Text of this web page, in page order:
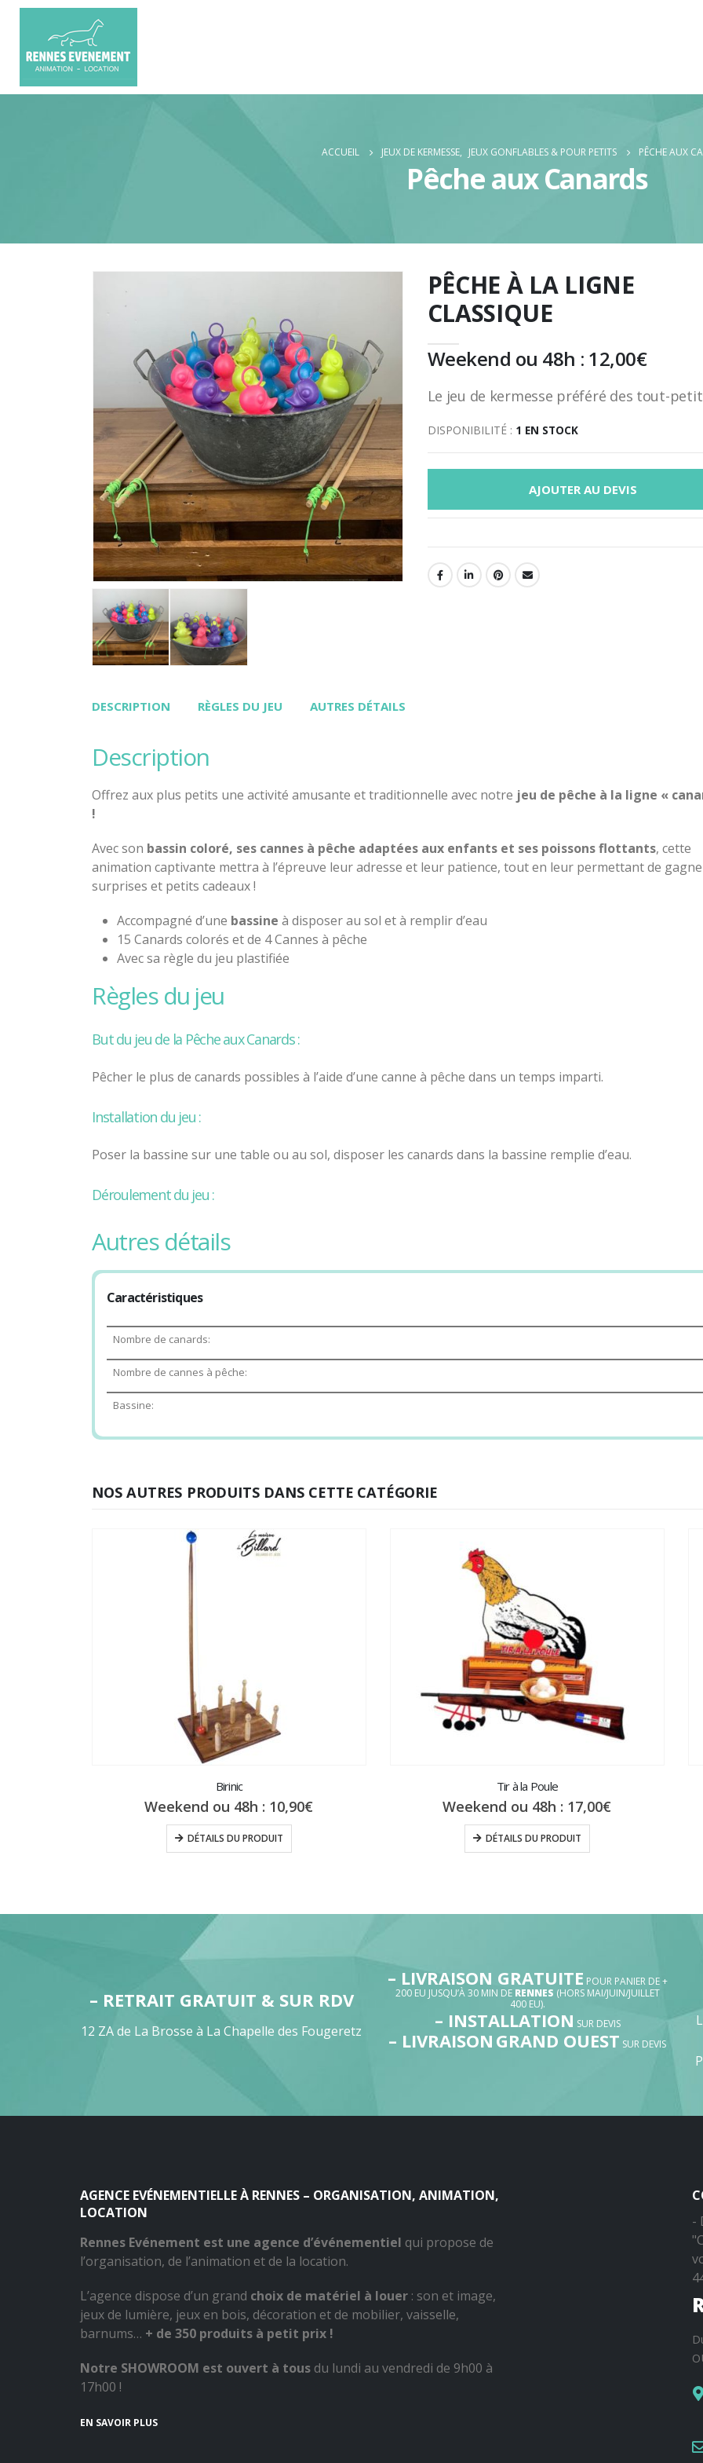
ACCUEIL JEUX DE KERMESSE, JEUX GONFLABLES & POUR PETITS PÊCHE AUX
Pêche aux Canards
PÊCHE À LA LIGNE
CLASSIQUE
Weekend ou 48h : 12,00€
Le jeu de kermesse préféré des tout-
DISPONIBILITÉ : 1 EN STOCK
AJOUTER AU DEVIS
DESCRIPTION RÈGLES DU JEU AUTRES DÉTAILS
description
Offrez aux plus petits une activité amusante et traditionnelle avec notre jeu de pêche à la ligne «
!
Avec son bassin coloré, ses cannes à pêche adaptées aux enfants et ses poissons flottants, cette
animation captivante mettra à l’épreuve leur adresse et leur patience, tout en leur permettant de
surprises et petits cadeaux !
Accompagné d’une bassine à disposer au sol et à remplir d’eau
15 Canards colorés et de 4 Cannes à pêche
Avec sa règle du jeu plastifiée
règles du jeu
But du jeu de la Pêche aux Canards :
Pêcher le plus de canards possibles à l’aide d’une canne à pêche dans un temps imparti.
Installation du jeu :
Poser la bassine sur une table ou au sol, disposer les canards dans la bassine remplie d’eau.
Déroulement du jeu :
Définir un temps de jeu. Au signal, les joueurs pêchent les canards, chaque canard vaut un certain
points que vous aurez défini. Le joueur avec le plus de canards ou de points remporte la partie.
Age minimum conseillé pour jouer à la Pêche aux Canards :
3 ans
Voici le PDF imprimable des règles du jeu :Règles de la Pêche aux Canards
autres détails
Caractéristiques
Nombre de canards:
Nombre de cannes à pêche:
Bassine:
NOS AUTRES PRODUITS DANS CETTE CATÉGORIE
Birinic
Weekend ou 48h : 10,90€
DÉTAILS DU PRODUIT
Tir à la Poule
Weekend ou 48h : 17,00€
DÉTAILS DU PRODUIT
– RETRAIT GRATUIT & SUR RDV
12 ZA de La Brosse à La Chapelle des Fougeretz
– LIVRAISON GRATUITE POUR PANIER DE +
200 EU JUSQU’À 30 MIN DE RENNES (HORS MAI/JUIN/JUILLET
400 EU).
– INSTALLATION SUR DEVIS
– LIVRAISON GRAND OUEST SUR DEVIS
AGENCE EVÉNEMENTIELLE À RENNES – ORGANISATION, ANIMATION,
LOCATION
Rennes Evénement est une agence d’événementiel qui propose de
l’organisation, de l’animation et de la location.
L’agence dispose d’un grand choix de matériel à louer : son et image,
jeux de lumière, jeux en bois, décoration et de mobilier, vaisselle,
barnums… + de 350 produits à petit prix !
Notre SHOWROOM est ouvert à tous du lundi au vendredi de 9h00 à
17h00 !
EN SAVOIR PLUS
-